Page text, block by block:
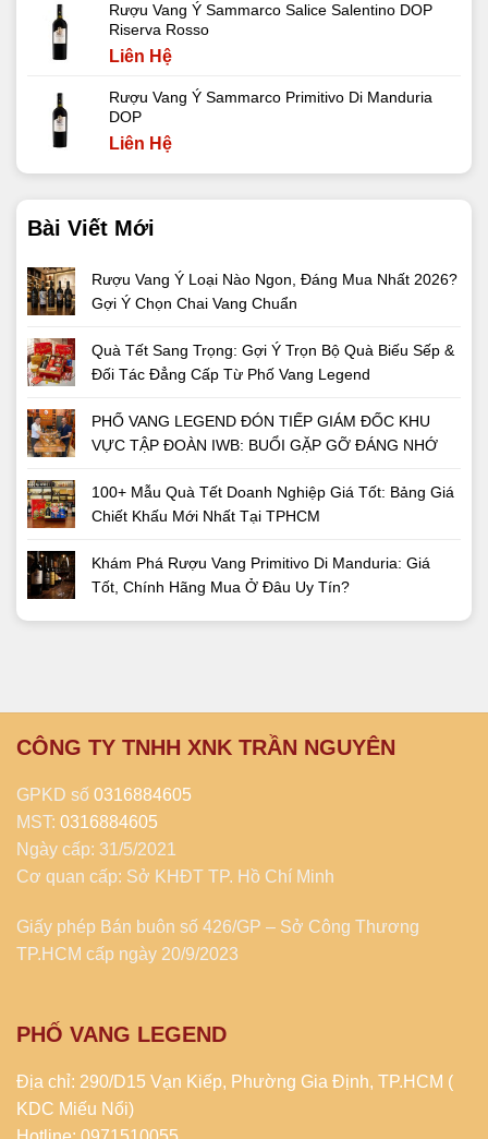
Rượu Vang Ý Sammarco Salice Salentino DOP
Riserva Rosso
Liên Hệ
Rượu Vang Ý Sammarco Primitivo Di Manduria
DOP
Liên Hệ
Bài Viết Mới
Rượu Vang Ý Loại Nào Ngon, Đáng Mua Nhất 2026?
Gợi Ý Chọn Chai Vang Chuẩn
Quà Tết Sang Trọng: Gợi Ý Trọn Bộ Quà Biếu Sếp &
Đối Tác Đẳng Cấp Từ Phố Vang Legend
PHỐ VANG LEGEND ĐÓN TIẾP GIÁM ĐỐC KHU
VỰC TẬP ĐOÀN IWB: BUỔI GẶP GỠ ĐÁNG NHỚ
100+ Mẫu Quà Tết Doanh Nghiệp Giá Tốt: Bảng Giá
Chiết Khấu Mới Nhất Tại TPHCM
Khám Phá Rượu Vang Primitivo Di Manduria: Giá
Tốt, Chính Hãng Mua Ở Đâu Uy Tín?
CÔNG TY TNHH XNK TRẦN NGUYÊN
GPKD số 0316884605
MST: 0316884605
Ngày cấp: 31/5/2021
Cơ quan cấp: Sở KHĐT TP. Hồ Chí Minh
Giấy phép Bán buôn số 426/GP – Sở Công Thương
TP.HCM cấp ngày 20/9/2023
PHỐ VANG LEGEND
Địa chỉ: 290/D15 Vạn Kiếp, Phường Gia Định, TP.HCM (
KDC Miếu Nổi)